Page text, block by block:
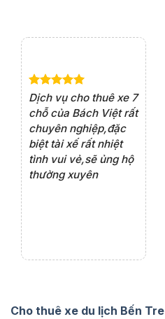
Dịch vụ cho thuê xe 7
chỗ của Bách Việt rất
chuyên nghiệp,đặc
biệt tài xế rất nhiệt
tình vui vẻ,sẽ ủng hộ
thường xuyên
Cho thuê xe du lịch Bến Tre